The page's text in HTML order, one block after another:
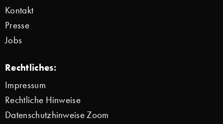
Kontakt
Presse
Jobs
Rechtliches:
Impressum
Rechtliche Hinweise
Datenschutzhinweise Zoom